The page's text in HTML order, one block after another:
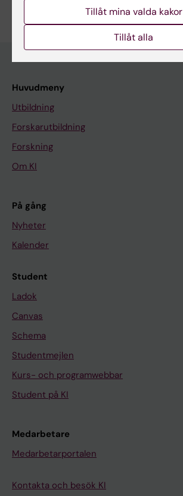
Redigera din profil
Huvudmeny
Utbildning
Forskarutbildning
Forskning
Om KI
På gång
Nyheter
Kalender
Student
Ladok
Canvas
Schema
Studentmejlen
Kurs- och programwebbar
Student på KI
Medarbetare
Medarbetarportalen
Kontakta och besök KI
Tillåt mina valda kakor
Tillåt alla